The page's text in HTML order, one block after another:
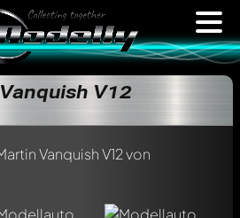
V12